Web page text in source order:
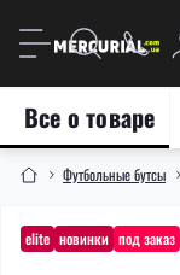
Футбольные бутсы
Все о товаре
elite новинки под заказ